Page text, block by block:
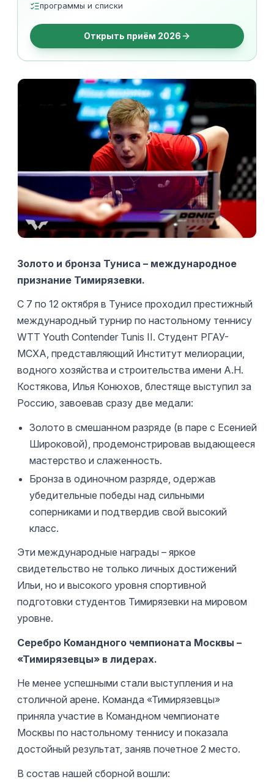
программы и списки
Открыть приём 2026
Золото и бронза Туниса – международное
признание Тимирязевки.
С 7 по 12 октября в Тунисе проходил престижный
международный турнир по настольному теннису
WTT Youth Contender Tunis II. Студент РГАУ-
МСХА, представляющий Институт мелиорации,
водного хозяйства и строительства имени А.Н.
Костякова, Илья Конюхов, блестяще выступил за
Россию, завоевав сразу две медали:
Золото в смешанном разряде (в паре с Есенией
Широковой), продемонстрировав выдающееся
мастерство и слаженность.
Бронза в одиночном разряде, одержав
убедительные победы над сильными
соперниками и подтвердив свой высокий
класс.
Эти международные награды – яркое
свидетельство не только личных достижений
Ильи, но и высокого уровня спортивной
подготовки студентов Тимирязевки на мировом
уровне.
Серебро Командного чемпионата Москвы –
«Тимирязевцы» в лидерах.
Не менее успешными стали выступления и на
столичной арене. Команда «Тимирязевцы»
приняла участие в Командном чемпионате
Москвы по настольному теннису и показала
достойный результат, заняв почетное 2 место.
В состав нашей сборной вошли: